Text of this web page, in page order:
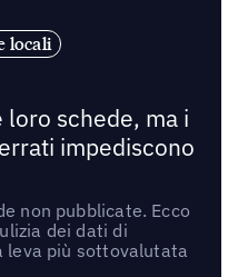
locali
schede, ma i
impediscono
non pubblicate. Ecco
dei dati di
leva più sottovalutata